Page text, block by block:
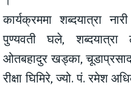
कार्यक्रममा शब्दयात्रा
पुण्यवती घले,
ओतबहादुर खड्का, चूडाप्रसाद
रीक्षा घिमिरे, ज्यो. पं. रमेश